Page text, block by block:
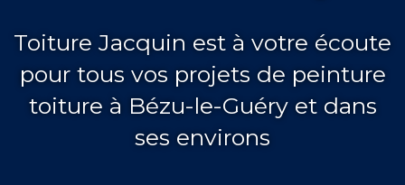
Toiture Jacquin est à votre écoute
pour tous vos projets de peinture
toiture à Bézu-le-Guéry et dans
ses environs